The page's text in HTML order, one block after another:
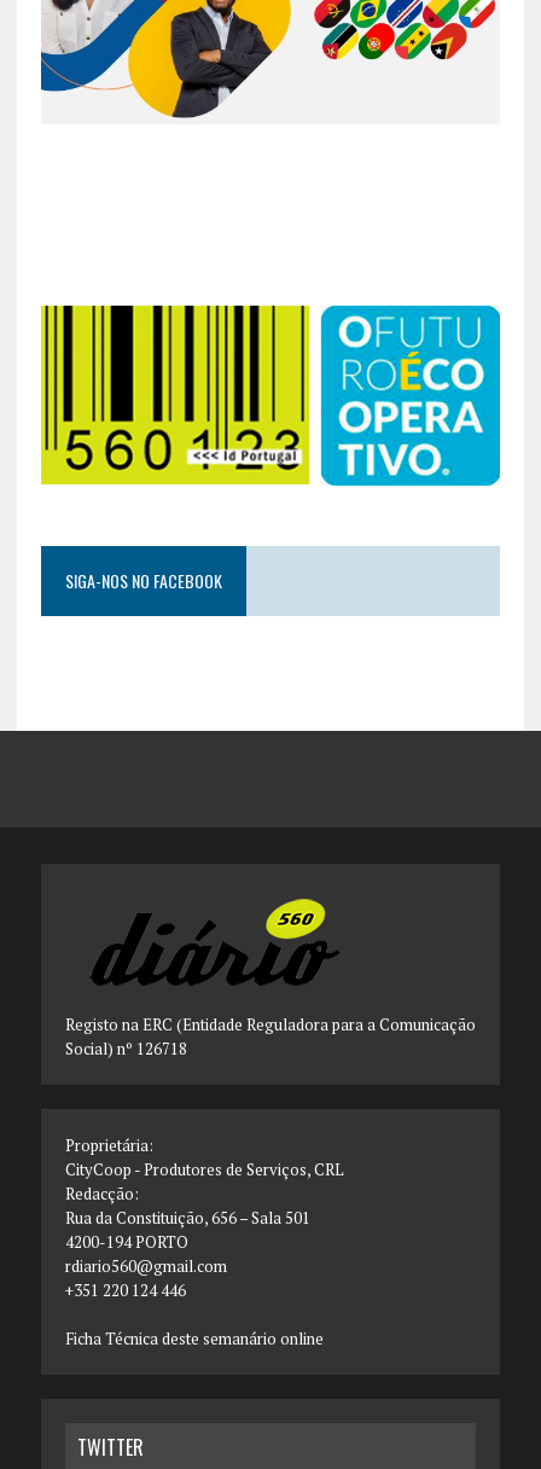
SIGA-NOS NO FACEBOOK
Registo na ERC (Entidade Reguladora para a Comunicação
Social) nº 126718
Proprietária:
CityCoop - Produtores de Serviços, CRL
Redacção:
Rua da Constituição, 656 – Sala 501
4200-194 PORTO
rdiario560@gmail.com
+351 220 124 446
Ficha Técnica deste semanário online
TWITTER